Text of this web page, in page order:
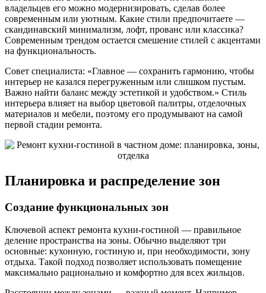
владельцев его можно модернизировать, сделав более
современным или уютным. Какие стили предпочитаете —
скандинавский минимализм, лофт, прованс или классика?
Современным трендом остается смешение стилей с акцентами
на функциональность.
Совет специалиста: «Главное — сохранить гармонию, чтобы
интерьер не казался перегруженным или слишком пустым.
Важно найти баланс между эстетикой и удобством.» Стиль
интерьера влияет на выбор цветовой палитры, отделочных
материалов и мебели, поэтому его продумывают на самой
первой стадии ремонта.
Планировка и распределение зон
Создание функциональных зон
Ключевой аспект ремонта кухни-гостиной — правильное
деление пространства на зоны. Обычно выделяют три
основные: кухонную, гостиную и, при необходимости, зону
отдыха. Такой подход позволяет использовать помещение
максимально рационально и комфортно для всех жильцов.